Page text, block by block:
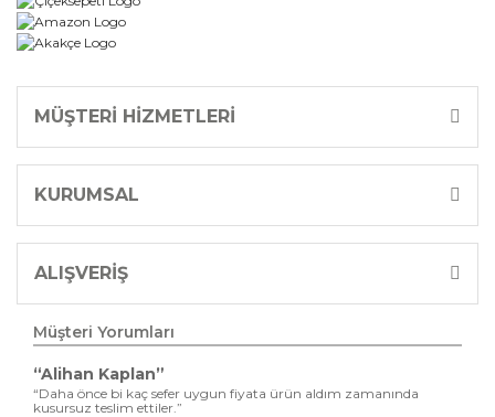
MÜŞTERİ HİZMETLERİ
KURUMSAL
ALIŞVERİŞ
Müşteri Yorumları
“Alihan Kaplan”
“Daha önce bi kaç sefer uygun fiyata ürün aldım zamanında
kusursuz teslim ettiler.”